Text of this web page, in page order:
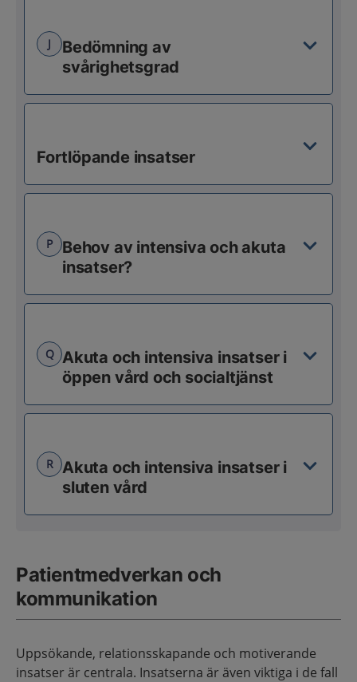
J
Bedömning av
svårighetsgrad
Fortlöpande insatser
P
Behov av intensiva och akuta
insatser?
Q Akuta och intensiva insatser i
öppen vård och socialtjänst
R
Akuta och intensiva insatser i
sluten vård
Patientmedverkan och
kommunikation
Uppsökande, relationsskapande och motiverande
insatser är centrala. Insatserna är även viktiga i de fall